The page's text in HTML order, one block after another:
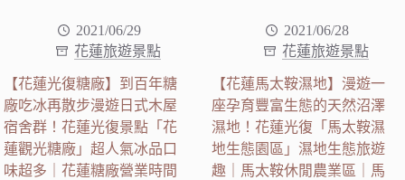
2021/06/29
花蓮旅遊景點
【花蓮光復糖廠】到百年糖
廠吃冰再散步漫遊日式木屋
宿舍群！花蓮光復景點「花
蓮觀光糖廠」超人氣冰品口
味超多｜花蓮糖廠營業時間
2021/06/28
花蓮旅遊景點
【花蓮馬太鞍濕地】漫遊一
座孕育豐富生態的天然沼澤
濕地！花蓮光復「馬太鞍濕
地生態園區」濕地生態旅遊
趣｜馬太鞍休閒農業區｜馬